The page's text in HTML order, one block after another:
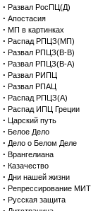
· Развал РосПЦ(Д)
· Апостасия
· МП в картинках
· Распад РПЦЗ(МП)
· Развал РПЦЗ(В-В)
· Развал РПЦЗ(В-А)
· Развал РИПЦ
· Развал РПАЦ
· Распад РПЦЗ(А)
· Распад ИПЦ Греции
· Царский путь
· Белое Дело
· Дело о Белом Деле
· Врангелиана
· Казачество
· Дни нашей жизни
· Репрессирование МИТ
· Русская защита